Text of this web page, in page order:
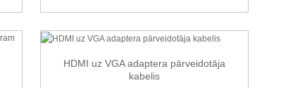
HDMI uz VGA adaptera pārveidotāja
kabelis